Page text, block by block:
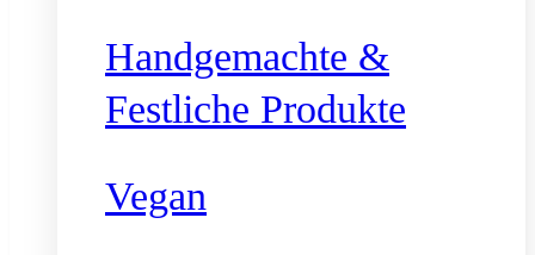
Handgemachte &
Festliche Produkte
Vegan